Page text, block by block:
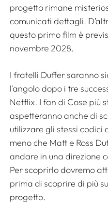
progetto rimane
comunicati dettagli.
questo primo film è
novembre 2028.
I fratelli Duffer saranno
l’angolo dopo i tre
Netflix. I fan di Cose più
aspetteranno anche di
utilizzare gli stessi
meno che Matt e Ross
andare in una direzione
Per scoprirlo dovremo
prima di scoprire di più
progetto.